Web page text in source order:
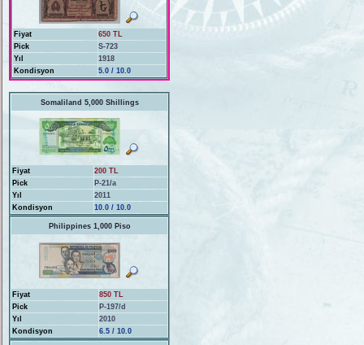
Fiyat
650 TL
Pick
S-723
Yıl
1918
Kondisyon
5.0 / 10.0
Somaliland 5,000 Shillings
Fiyat
200 TL
Pick
P-21/a
Yıl
2011
Kondisyon
10.0 / 10.0
Philippines 1,000 Piso
Fiyat
850 TL
Pick
P-197/d
Yıl
2010
Kondisyon
6.5 / 10.0